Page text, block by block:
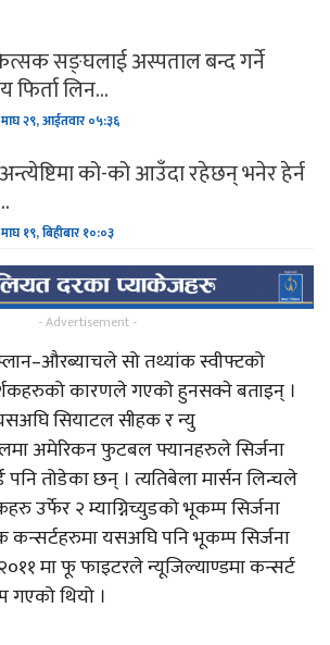
सङ्घलाई अस्पताल बन्द गर्ने
फिर्ता लिन…
२९, आईतवार ०५:३६
को-को आउँदा रहेछन् भनेर हेर्न
१९, बिहीबार १०:०३
- Advertisement -
सो तथ्यांक स्वीफ्टको
कारणले गएको हुनसक्ने बताइन् ।
सियाटल सीहक र न्यु
अमेरिकन फुटबल फ्यानहरुले सिर्जना
तोडेका छन् । त्यतिबेला मार्सन लिन्चले
उर्फेर २ म्याग्निच्युडको भूकम्प सिर्जना
कन्सर्टहरुमा यसअघि पनि भूकम्प सिर्जना
मा फू फाइटरले न्यूजिल्याण्डमा कन्सर्ट
गएको थियो ।